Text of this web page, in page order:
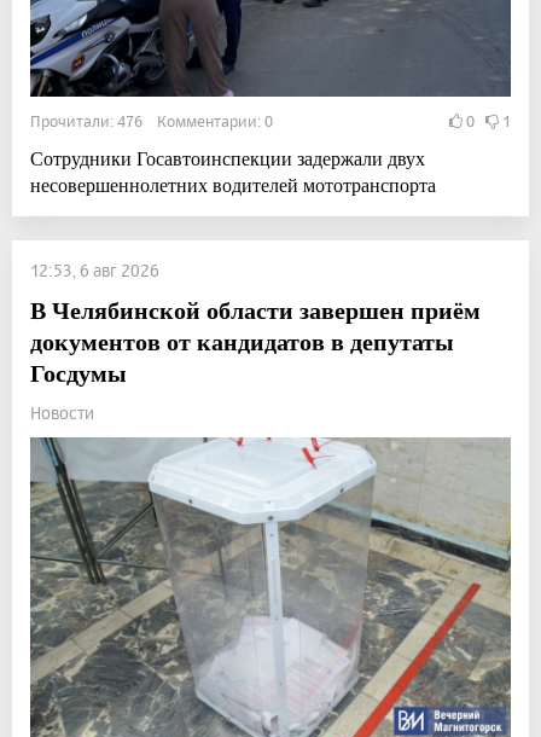
Прочитали: 476 Комментарии: 0 0 1
Сотрудники Госавтоинспекции задержали двух
несовершеннолетних водителей мототранспорта
12:53, 6 авг 2026
В Челябинской области завершен приём
документов от кандидатов в депутаты
Госдумы
Новости